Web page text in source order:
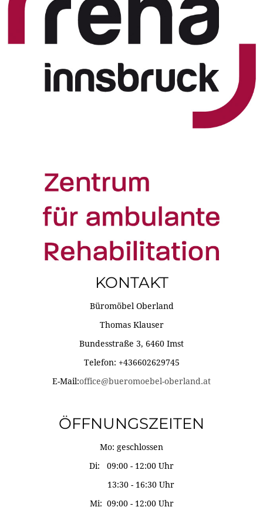
KONTAKT
Büromöbel Oberland
Thomas Klauser
Bundesstraße 3, 6460 Imst
Telefon: +436602629745
E-Mail:office@bueromoebel-oberland.at
ÖFFNUNGSZEITEN
Mo: geschlossen
Di: 09:00 - 12:00 Uhr
13:30 - 16:30 Uhr
Mi: 09:00 - 12:00 Uhr